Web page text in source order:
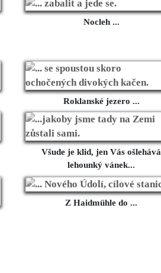
Nocleh ...
Roklanské jezero ...
Všude je klid, jen Vás ošlehává
lehounký vánek...
Z Haidmühle do ...